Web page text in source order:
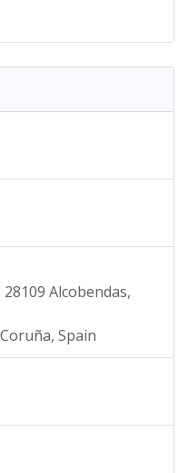
Alcobendas,
Spain